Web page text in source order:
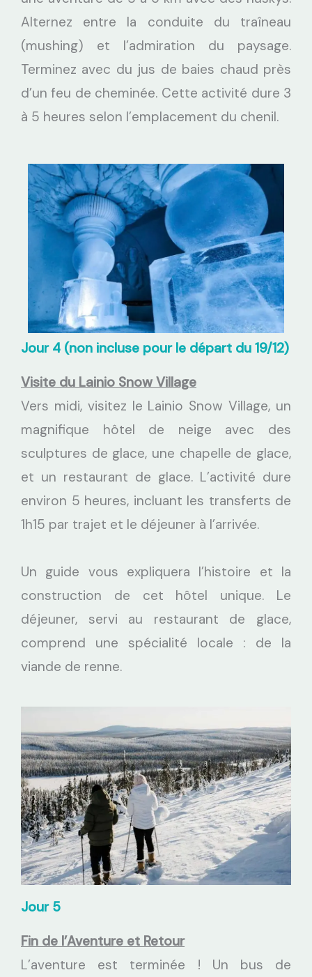
Alternez entre la conduite du traîneau
(mushing) et l’admiration du paysage.
Terminez avec du jus de baies chaud près
d’un feu de cheminée. Cette activité dure 3
à 5 heures selon l’emplacement du chenil.
Jour 4 (non incluse pour le départ du 19/12)
Visite du Lainio Snow Village
Vers midi, visitez le Lainio Snow Village, un
magnifique hôtel de neige avec des
sculptures de glace, une chapelle de glace,
et un restaurant de glace. L’activité dure
environ 5 heures, incluant les transferts de
1h15 par trajet et le déjeuner à l’arrivée.
Un guide vous expliquera l’histoire et la
construction de cet hôtel unique. Le
déjeuner, servi au restaurant de glace,
comprend une spécialité locale : de la
viande de renne.
Jour 5
Fin de l’Aventure et Retour
L’aventure est terminée ! Un bus de